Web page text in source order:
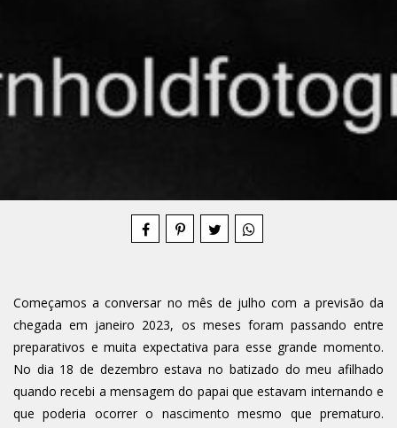
Começamos a conversar no mês de julho com a previsão da
chegada em janeiro 2023, os meses foram passando entre
preparativos e muita expectativa para esse grande momento.
No dia 18 de dezembro estava no batizado do meu afilhado
quando recebi a mensagem do papai que estavam internando e
que poderia ocorrer o nascimento mesmo que prematuro.